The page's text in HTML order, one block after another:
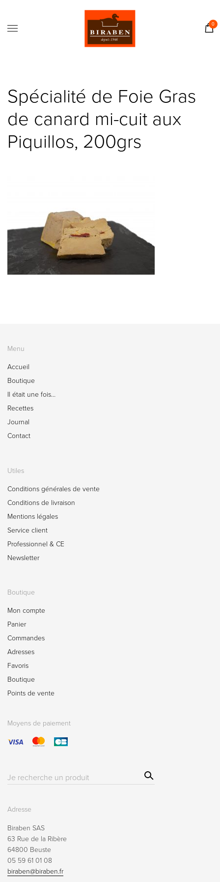
0
Contact
Spécialité de Foie Gras
de canard mi-cuit aux
Piquillos, 200grs
Menu
Accueil
Boutique
Il était une fois…
Recettes
Journal
Contact
Utiles
Conditions générales de vente
Conditions de livraison
Mentions légales
Service client
Professionnel & CE
Newsletter
Boutique
Mon compte
Panier
Commandes
Adresses
Favoris
Boutique
Points de vente
Moyens de paiement
Résultat(s)
Sear
ch
Adresse
Biraben SAS
63 Rue de la Ribère
64800 Beuste
05 59 61 01 08
biraben@biraben.fr